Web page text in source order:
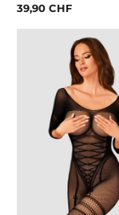
39,90 CHF